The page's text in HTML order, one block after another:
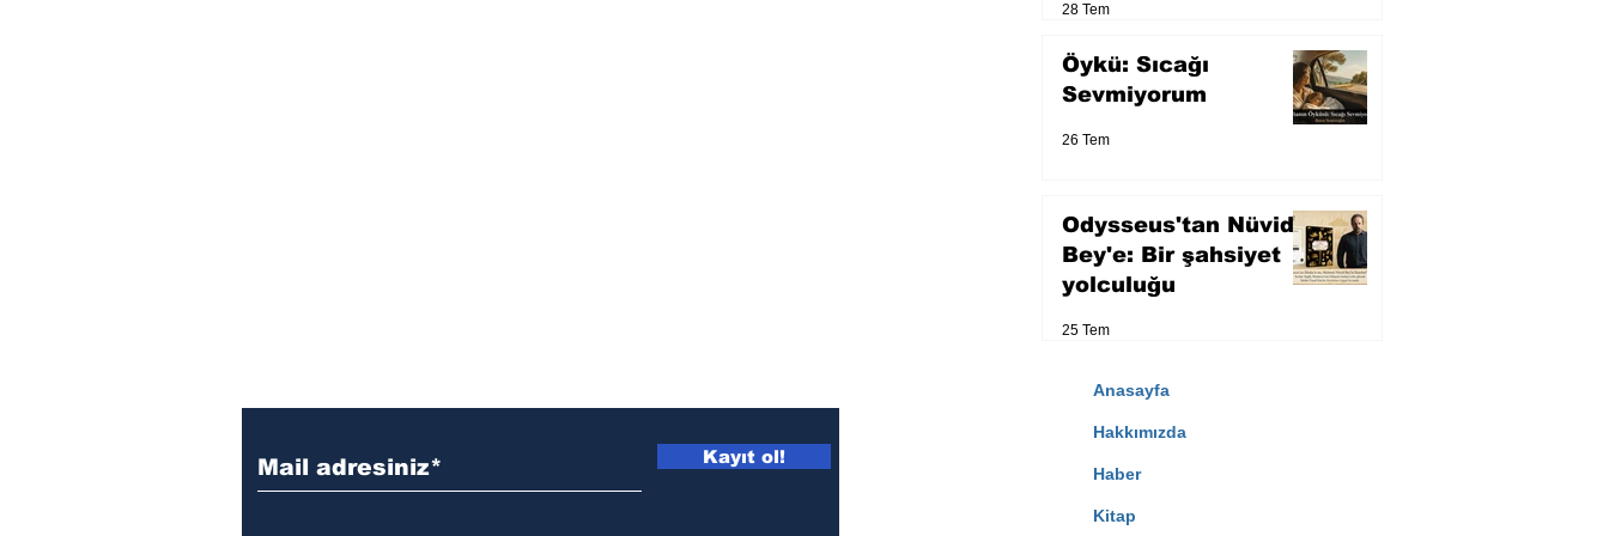
28 Tem
Öykü: Sıcağı
Sevmiyorum
26 Tem
Odysseus'tan Nüvid
Bey'e: Bir şahsiyet
yolculuğu
25 Tem
Kayıt ol!
Anasayfa
Hakkımızda
Haber
Kitap